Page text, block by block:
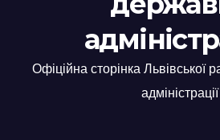
Офіційна сторінка Львівської
адміністрації